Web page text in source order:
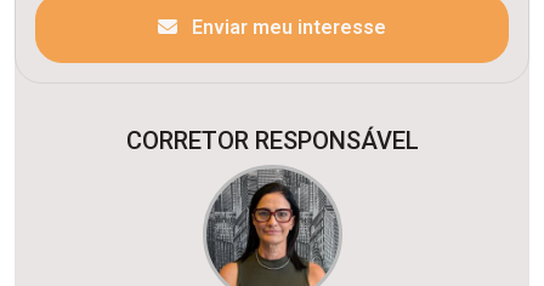
Enviar meu interesse
CORRETOR RESPONSÁVEL